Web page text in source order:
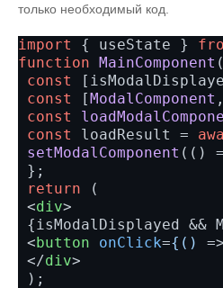
только необходимый код.
import { useState }
function MainComponent
const
const
[ModalComponent
const
const
loadResult =
setModalComponent ( ()
};
return (
<div>
{isModalDisplayed &&
<button onClick={() =>
</div>
);